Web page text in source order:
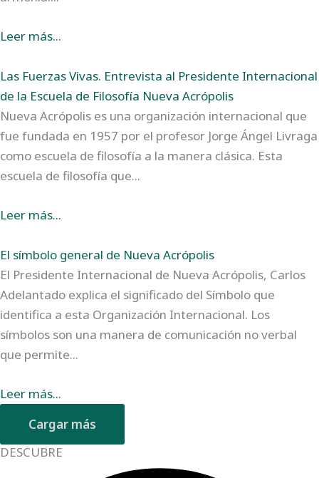
Leer más...
Las Fuerzas Vivas. Entrevista al Presidente Internacional
de la Escuela de Filosofía Nueva Acrópolis
Nueva Acrópolis es una organización internacional que
fue fundada en 1957 por el profesor Jorge Ángel Livraga
como escuela de filosofía a la manera clásica. Esta
escuela de filosofía que...
Leer más...
El símbolo general de Nueva Acrópolis
El Presidente Internacional de Nueva Acrópolis, Carlos
Adelantado explica el significado del Símbolo que
identifica a esta Organización Internacional. Los
símbolos son una manera de comunicación no verbal
que permite...
Leer más...
Cargar más
DESCUBRE